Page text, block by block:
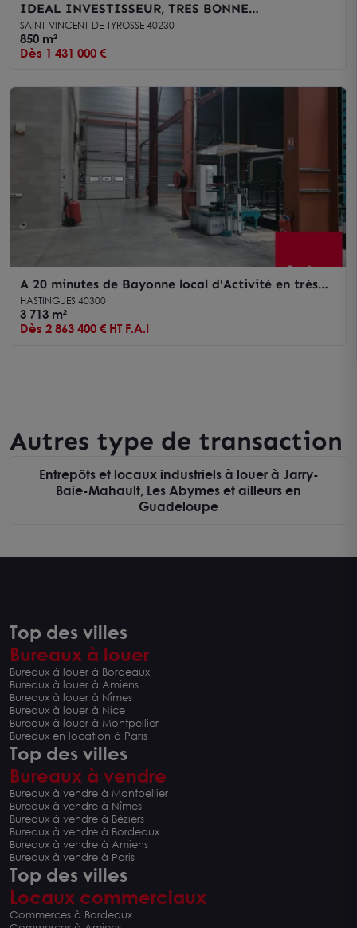
IDEAL INVESTISSEUR, TRES BONNE
RENTABILITE, LOCATION DE BOX
SAINT-VINCENT-DE-TYROSSE 40230
850 m²
Dès 1 431 000 €
A 20 minutes de Bayonne local d'Activité en très
bon état apparent
HASTINGUES 40300
3 713 m²
Dès 2 863 400 € HT F.A.I
Autres type de transaction
Entrepôts et locaux industriels à louer à Jarry-
Baie-Mahault, Les Abymes et ailleurs en
Guadeloupe
Top des villes
Bureaux à louer
Bureaux à louer à Bordeaux
Bureaux à louer à Amiens
Bureaux à louer à Nîmes
Bureaux à louer à Nice
Bureaux à louer à Montpellier
Bureaux en location à Paris
Top des villes
Bureaux à vendre
Bureaux à vendre à Montpellier
Bureaux à vendre à Nîmes
Bureaux à vendre à Béziers
Bureaux à vendre à Bordeaux
Bureaux à vendre à Amiens
Bureaux à vendre à Paris
Top des villes
Locaux commerciaux
Commerces à Bordeaux